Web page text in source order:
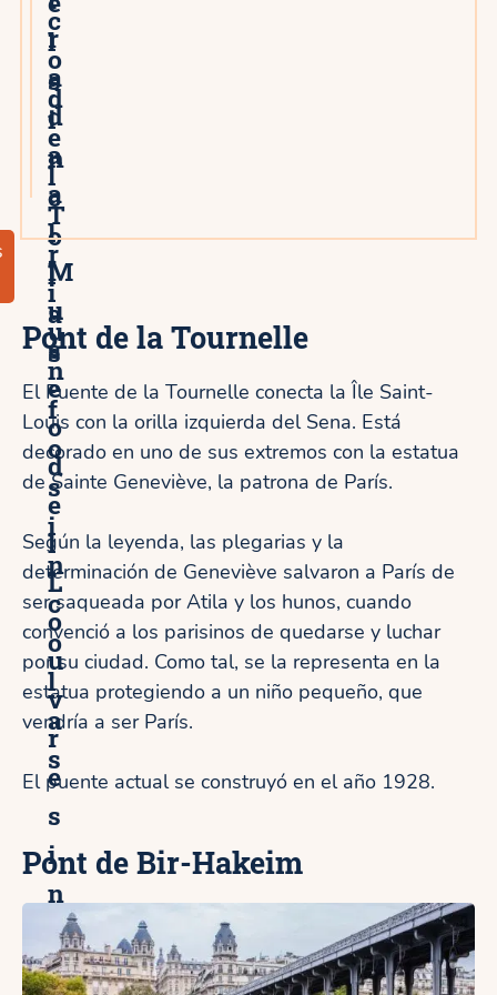
l
s
i
n
c
o
l
a
s
c
o
d
e
l
T
r
i
u
n
f
o
s
i
n
c
o
l
a
s
r
a
d
a
a
l
M
u
s
e
o
d
e
l
L
o
u
v
r
e
s
i
n
c
o
Pont de la Tournelle
El Puente de la Tournelle conecta la Île Saint-
Louis con la orilla izquierda del Sena. Está
decorado en uno de sus extremos con la estatua
de Sainte Geneviève, la patrona de París.
Según la leyenda, las plegarias y la
determinación de Geneviève salvaron a París de
ser saqueada por Atila y los hunos, cuando
convenció a los parisinos de quedarse y luchar
por su ciudad. Como tal, se la representa en la
estatua protegiendo a un niño pequeño, que
vendría a ser París.
El puente actual se construyó en el año 1928.
Pont de Bir-Hakeim